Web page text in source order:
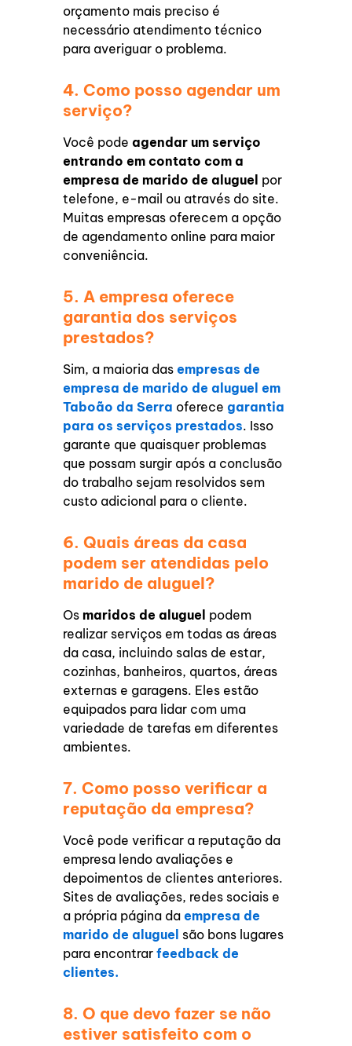
orçamento mais preciso é
necessário atendimento técnico
para averiguar o problema.
4. Como posso agendar um
serviço?
Você pode agendar um serviço
entrando em contato com a
empresa de marido de aluguel por
telefone, e-mail ou através do site.
Muitas empresas oferecem a opção
de agendamento online para maior
conveniência.
5. A empresa oferece
garantia dos serviços
prestados?
Sim, a maioria dasempresas de
empresa de marido de aluguel em
Taboão da Serra oferecegarantia
para os serviços prestados. Isso
garante que quaisquer problemas
que possam surgir após a conclusão
do trabalho sejam resolvidos sem
custo adicional para o cliente.
6. Quais áreas da casa
podem ser atendidas pelo
marido de aluguel?
Os maridos de aluguel podem
realizar serviços em todas as áreas
da casa, incluindo salas de estar,
cozinhas, banheiros, quartos, áreas
externas e garagens. Eles estão
equipados para lidar com uma
variedade de tarefas em diferentes
ambientes.
7. Como posso verificar a
reputação da empresa?
Você pode verificar a reputação da
empresa lendo avaliações e
depoimentos de clientes anteriores.
Sites de avaliações, redes sociais e
a própria página daempresa de
marido de aluguel são bons lugares
para encontrarfeedback de
clientes.
8. O que devo fazer se não
estiver satisfeito com o